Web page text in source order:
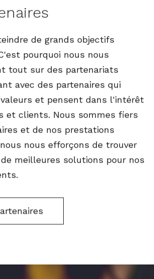
de grands objectifs
pourquoi nous nous
tout sur des partenariats
avec des partenaires qui
et pensent dans l'intérêt
et clients. Nous sommes fiers
et de nos prestations
nous efforçons de trouver
meilleures solutions pour nos